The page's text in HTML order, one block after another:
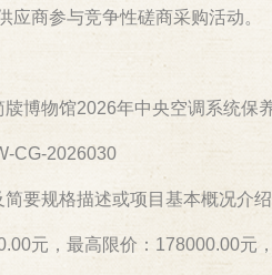
应商参与竞争性磋商采购活动。
博物馆2026年中央空调系统保
CG-2026030
要规格描述或项目基本概况介
元，最高限价：178000.00元